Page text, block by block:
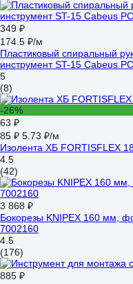
349 ₽
174.5 ₽/м
Пластиковый спиральный
инструмент ST-15 Cabeus
5
(8)
-26%
63 ₽
85 ₽ 5.73 ₽/м
Изолента ХБ FORTISFLEX
4.5
(42)
3 868 ₽
Бокорезы KNIPEX 160 мм,
7002160
4.5
(176)
885 ₽